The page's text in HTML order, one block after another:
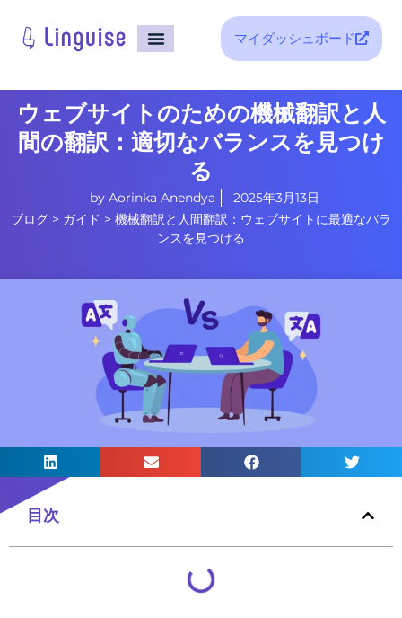
マイダッシュボード
ウェブサイトのための機械翻訳と人
間の翻訳：適切なバランスを見つけ
る
by Aorinka Anendya
2025年3月13日
ブログ > ガイド > 機械翻訳と人間翻訳：ウェブサイトに最適なバラ
ンスを見つける
目次